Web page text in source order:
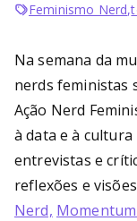
Feminismo Nerd,
Na semana da
nerds feministas
Ação Nerd
à data e à
entrevistas e
reflexões e
Nerd,